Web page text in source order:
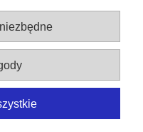
"Nieznany Świat"